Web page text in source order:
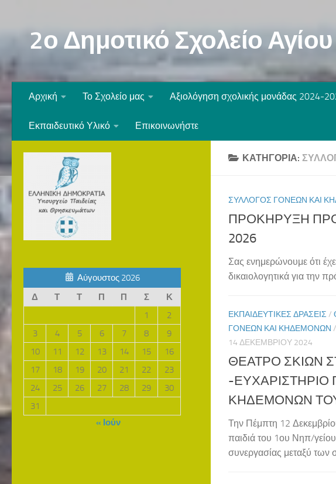
2ο Δημοτικό Σχολείο
Αρχική Το Σχολείο μας Αξιολόγηση σχολικής μονάδας 2024-
Εκπαιδευτικό Υλικό Επικοινωνήστε
ΚΑΤΗΓΟΡΊΑ:
ΣΎΛΛΟΓΟΣ ΓΟΝΈΩΝ ΚΑΙ
ΠΡΟΚΗΡΥΞΗ
2026
Σας ενημερώνουμε ότι
δικαιολογητικά για
ΕΚΠΑΙΔΕΥΤΙΚΈΣ ΔΡΆΣΕΙΣ /
ΓΟΝΈΩΝ ΚΑΙ ΚΗΔΕΜΌΝΩΝ /
14 ΔΕΚΕΜΒΡΊΟΥ 2024
ΘΕΑΤΡΟ ΣΚΙΩΝ
-
ΚΗΔΕΜΟΝΩΝ
Την Πέμπτη 12
παιδιά του 1ου Νηπ/
συνεργασίας μεταξύ των
Αύγουστος 2026
Δ
Τ Τ Π Π Σ
Κ
1
2
3
4 5 6 7 8
9
10
11 12 13 14 15
16
17
18 19 20 21 22
23
24
25 26 27 28 29
30
31
« Ιούν